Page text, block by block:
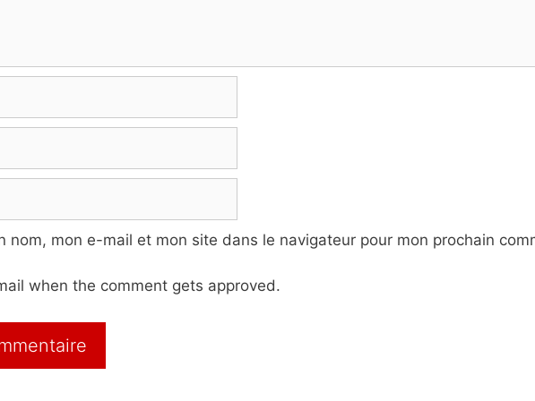
nom, mon e-mail et mon site dans le navigateur pour mon prochain
when the comment gets approved.